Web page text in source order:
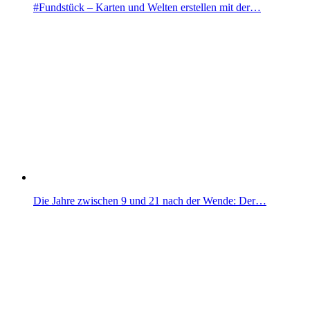
#Fundstück – Karten und Welten erstellen mit der…
Die Jahre zwischen 9 und 21 nach der Wende: Der…